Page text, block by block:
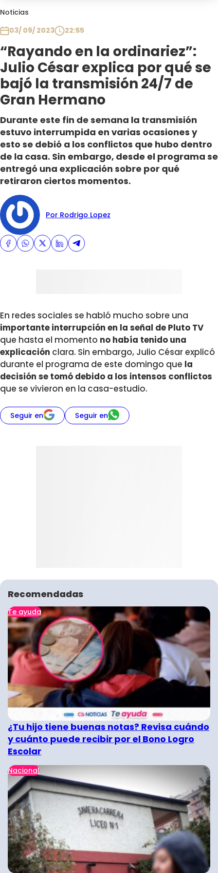
Noticias
03/ 09/ 2023
22:55
“Rayando en la ordinariez”:
Julio César explica por qué se
bajó la transmisión 24/7 de
Gran Hermano
Durante este fin de semana la transmisión
estuvo interrumpida en varias ocasiones y
esto se debió a los conflictos que hubo dentro
de la casa. Sin embargo, desde el programa se
entregó una explicación sobre por qué
retiraron ciertos momentos.
Por Rodrigo Lopez
En redes sociales se habló mucho sobre una
importante interrupción en la señal de Pluto TV
que hasta el momento no había tenido una
explicación clara. Sin embargo, Julio César explicó
durante el programa de este domingo que la
decisión se tomó debido a los intensos conflictos
que se vivieron en la casa-estudio.
Seguir en Seguir en
Recomendadas
Te ayuda
¿Tu hijo tiene buenas notas? Revisa cuándo
y cuánto puede recibir por el Bono Logro
Escolar
Nacional
Plan Perfecto
El Tiempo
Sabingo
Todos Los Programas